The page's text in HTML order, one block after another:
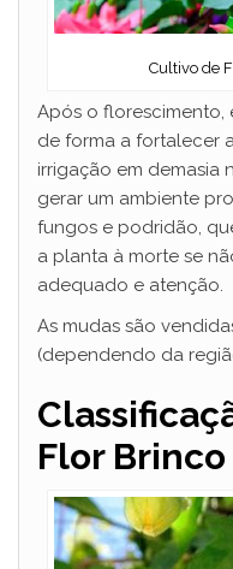
Cultivo de
Após o
de forma a fortalecer
irrigação em demasia
gerar um ambiente
fungos e podridão,
a planta à morte se
adequado e atenção.
As mudas são
(dependendo da
Flor